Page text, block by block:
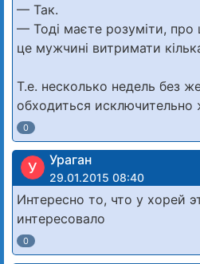
— Так.
— Тоді маєте розуміти, про
це мужчині вит­римати
Т.е. несколько недель без
обходиться исключительно
0
У Ураган
29.01.2015 08:40
Интересно то, что у хорей
интересовало
0